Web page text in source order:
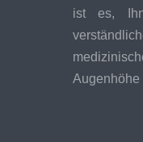
ist es,
Augenhöhe